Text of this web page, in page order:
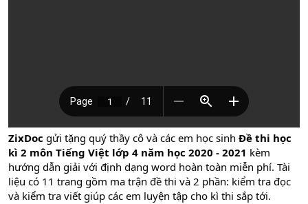
ZixDoc gửi tặng quý thầy cô và các em học sinh Đề thi học
kì 2 môn Tiếng Việt lớp 4 năm học 2020 - 2021 kèm
hướng dẫn giải với định dạng word hoàn toàn miễn phí. Tài
liệu có 11 trang gồm ma trận đề thi và 2 phần: kiểm tra đọc
và kiểm tra viết giúp các em luyện tập cho kì thi sắp tới.